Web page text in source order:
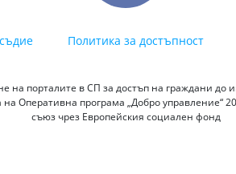
Политика за достъпност
на порталите в СП за достъп на граждани до
Оперативна програма „Добро управление“
съюз чрез Европейския социален фонд